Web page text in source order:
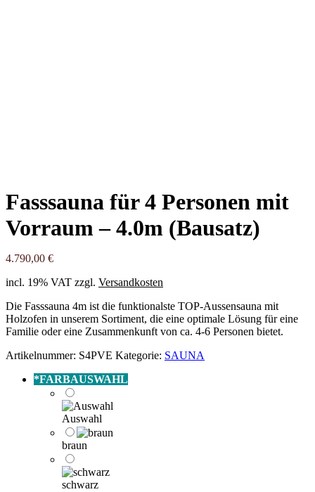
Fasssauna für 4 Personen mit
Vorraum – 4.0m (Bausatz)
4.790,00 €
incl. 19% VAT zzgl. Versandkosten
Die Fasssauna 4m ist die funktionalste TOP-Aussensauna mit
Holzofen in unserem Sortiment, die eine optimale Lösung für eine
Familie oder eine Zusammenkunft von ca. 4-6 Personen bietet.
Artikelnummer: S4PVE Kategorie: SAUNA
*FARBAUSWAHL
Auswahl
braun
schwarz